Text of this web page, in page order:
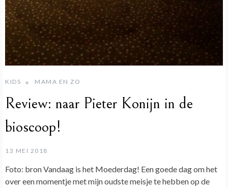
KIDS MAMA EN ZO
Review: naar Pieter Konijn in de
bioscoop!
13 MEI 2018
Foto: bron Vandaag is het Moederdag! Een goede dag om het
over een momentje met mijn oudste meisje te hebben op de